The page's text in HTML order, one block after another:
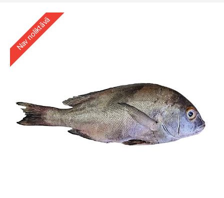
Nav noliktāvā